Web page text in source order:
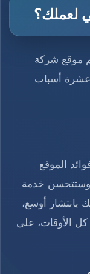
لعملك؟
موقع شركة
عشرة أسباب
الموقع
وستتحسن خدمة
بانتشار أوسع،
كل الأوقات، على